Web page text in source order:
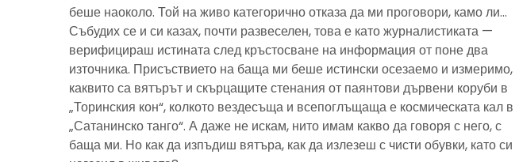
беше наоколо. Той на живо категорично отказа да ми проговори, камо ли…
Събудих се и си казах, почти развеселен, това е като журналистиката —
верифицираш истината след кръстосване на информация от поне два
източника. Присъствието на баща ми беше истински осезаемо и измеримо,
каквито са вятърът и скърцащите стенания от паянтови дървени коруби в
„Торинския кон“, колкото вездесъща и всепоглъщаща е космическата кал в
„Сатанинско танго“. А даже не искам, нито имам какво да говоря с него, с
баща ми. Но как да изпъдиш вятъра, как да излезеш с чисти обувки, като си